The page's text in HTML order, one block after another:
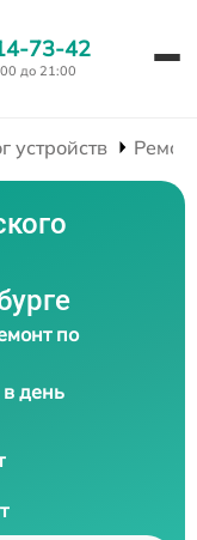
73-42
до 21:00
устройств
по
день